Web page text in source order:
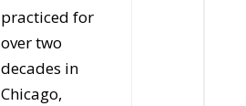
practiced for
over two
decades in
Chicago,